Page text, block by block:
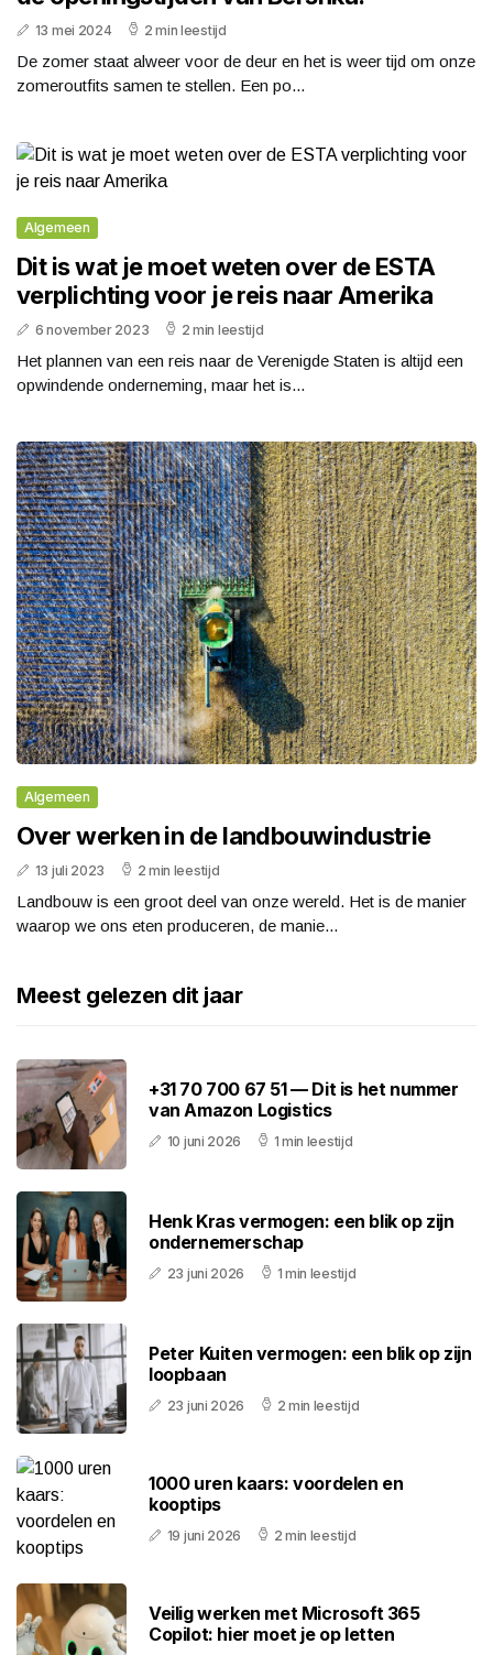
13 mei 2024 2 min leestijd
De zomer staat alweer voor de deur en het is weer tijd om onze
zomeroutfits samen te stellen. Een po...
Algemeen
Dit is wat je moet weten over de ESTA
verplichting voor je reis naar Amerika
6 november 2023 2 min leestijd
Het plannen van een reis naar de Verenigde Staten is altijd een
opwindende onderneming, maar het is...
Algemeen
Over werken in de landbouwindustrie
13 juli 2023 2 min leestijd
Landbouw is een groot deel van onze wereld. Het is de manier
waarop we ons eten produceren, de manie...
Meest gelezen dit jaar
+31 70 700 67 51 — Dit is het nummer
van Amazon Logistics
10 juni 2026 1 min leestijd
Henk Kras vermogen: een blik op zijn
ondernemerschap
23 juni 2026 1 min leestijd
Peter Kuiten vermogen: een blik op zijn
loopbaan
23 juni 2026 2 min leestijd
1000 uren kaars: voordelen en
kooptips
19 juni 2026 2 min leestijd
Veilig werken met Microsoft 365
Copilot: hier moet je op letten